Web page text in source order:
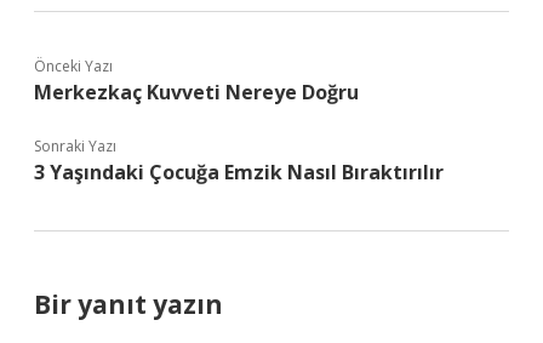
Önceki Yazı
Merkezkaç Kuvveti Nereye Doğru
Sonraki Yazı
3 Yaşındaki Çocuğa Emzik Nasıl Bıraktırılır
Bir yanıt yazın